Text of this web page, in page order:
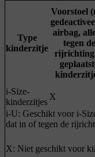
Type
kinderzitje
Voorstoel
airbag,
tegen de
i-Size-
kinderzitjes
X
i-U: Geschikt voor i-
dat in of tegen de
X: Niet geschikt voor